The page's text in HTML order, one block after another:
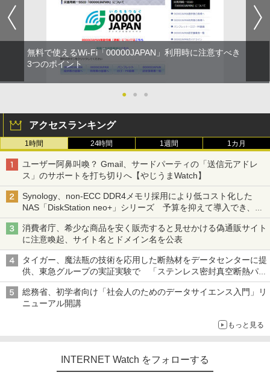
無料で使えるWi-Fi「00000JAPAN」利用時に注意すべき
3つのポイント
● ● ●
アクセスランキング
1時間 24時間 1週間 1カ月
ユーザー阿鼻叫喚？ Gmail、サードパーティの「送信元アドレ
ス」のサポートを打ち切りへ【やじうまWatch】
Synology、non-ECC DDR4メモリ採用により低コスト化した
NAS「DiskStation neo+」シリーズ 予算を抑えて導入でき、
ECCメモリへのアップグレードも可能
消費者庁、希少な商品を安く販売すると見せかける偽通販サイト
に注意喚起、サイト名とドメイン名を公表
タイガー、魔法瓶の技術を応用した断熱材をデータセンターに提
供、東急グループの実証実験で 「ステンレス密封真空断熱パネ
ル TIVIP」
総務省、初学者向け「社会人のためのデータサイエンス入門」リ
ニューアル開講
もっと見る
INTERNET Watch をフォローする